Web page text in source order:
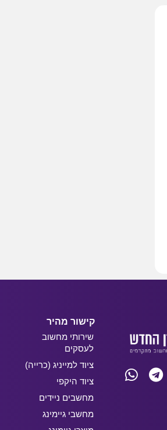
קישור מהיר
שירותי מחשוב
לעסקים
ציוד למייניג (כרייה)
ציוד היקפי
מחשבים ניידים
מחשבי גיימינג